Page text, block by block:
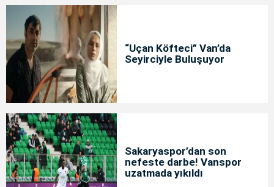
“Uçan Köfteci” Van’da
Seyirciyle Buluşuyor
Sakaryaspor’dan son
nefeste darbe! Vanspor
uzatmada yıkıldı